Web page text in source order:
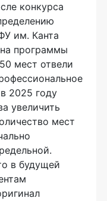
конкурса
им. Канта
программы
мест отвели
2025 году
увеличить
мест
в будущей